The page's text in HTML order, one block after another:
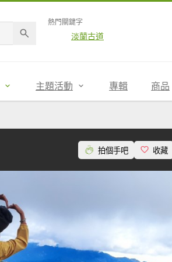
熱門關鍵字
淡蘭古道
主題活動 專輯 商品
拍個手吧 收藏